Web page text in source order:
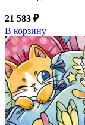
21 583 ₽
В корзину